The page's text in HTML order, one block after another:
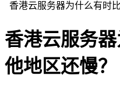
香港云服务器为什么有时
香港云服务
他地区还慢？